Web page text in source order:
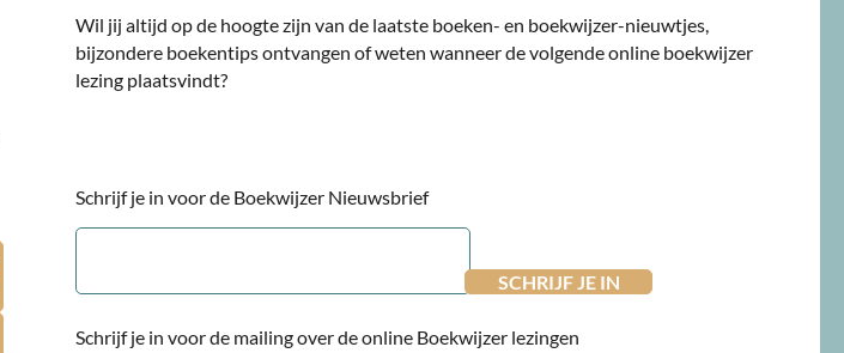
Wil jij altijd op de hoogte zijn van de laatste boeken- en boekwijzer-nieuwtjes,
bijzondere boekentips ontvangen of weten wanneer de volgende online boekwijzer
lezing plaatsvindt?
Schrijf je in voor de Boekwijzer Nieuwsbrief
E-
Schrijf je in voor de mailing over de online Boekwijzer lezingen